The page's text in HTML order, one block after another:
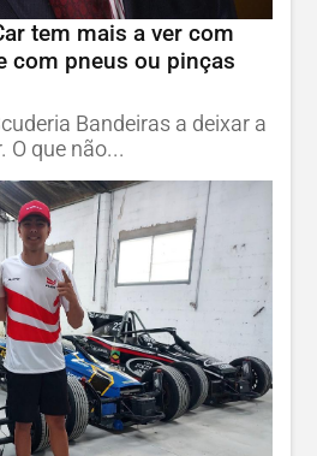
tem mais a ver com
com pneus ou pinças
Bandeiras a deixar a
O que não...